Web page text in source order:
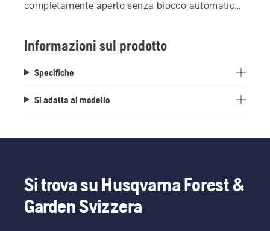
completamente aperto senza blocco automatico
Informazioni sul prodotto
Specifiche
Si adatta al modello
Si trova su Husqvarna Forest &
Garden Svizzera